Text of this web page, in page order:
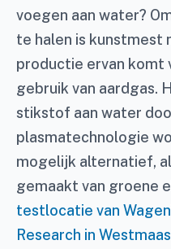
voegen aan water?
te halen is kunstmest
productie ervan komt
gebruik van aardgas.
stikstof aan water
plasmatechnologie
mogelijk alternatief,
gemaakt van groene
testlocatie van
Research in